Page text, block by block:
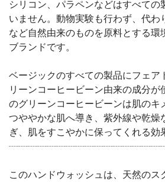
シリコン、パラペンなどはすべての
いません。動物実験も行わず、代わ
など自然由来のものを原料とする環
ブランドです。
ベージックのすべての製品にフェア
リーンコーヒービーン由来の成分が
のグリーンコーヒービーンは肌のキ
つややかな肌へ導き、紫外線や乾燥
ぎ、肌をすこやかに保ってくれる効
このハンドウォッシュは、天然のス